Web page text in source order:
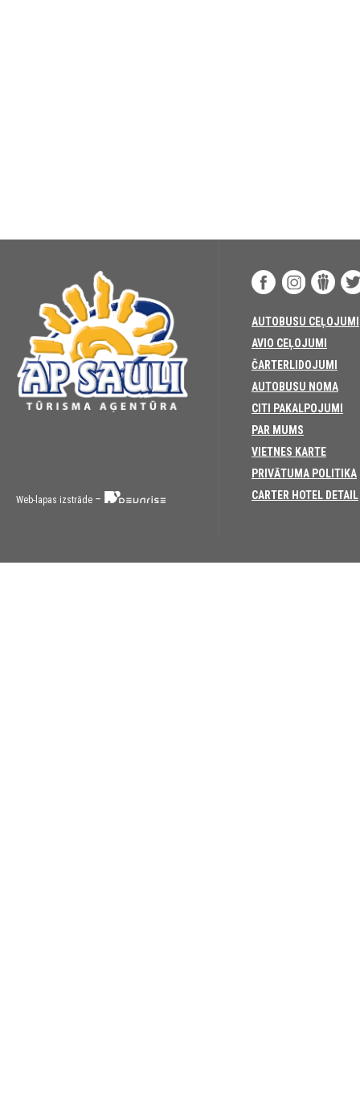
Web-lapas izstrāde –
AUTOBUSU CEĻOJUMI
AVIO CEĻOJUMI
ČARTERLIDOJUMI
AUTOBUSU NOMA
CITI PAKALPOJUMI
PAR MUMS
VIETNES KARTE
PRIVĀTUMA POLITIKA
CARTER HOTEL DETAIL